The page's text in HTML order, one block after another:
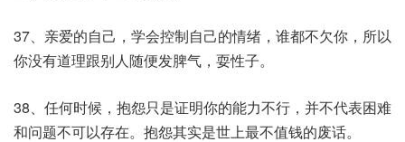
37、亲爱的自己，学会控制自己的情绪，谁都不欠你，所以
你没有道理跟别人随便发脾气，耍性子。
38、任何时候，抱怨只是证明你的能力不行，并不代表困难
和问题不可以存在。抱怨其实是世上最不值钱的废话。